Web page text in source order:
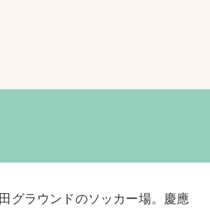
グラウンドのソッカー場。慶應